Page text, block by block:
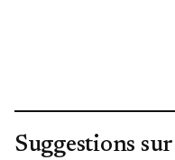
Suggestions